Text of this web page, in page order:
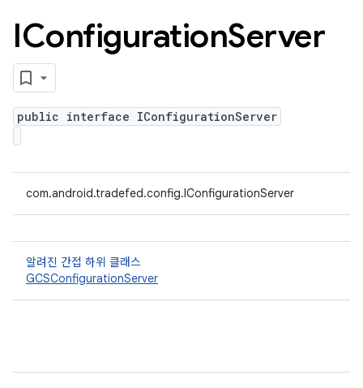
IConfigurationServer
public interface IConfigurationServer
com.android.tradefed.config.IConfigurationServer
알려진 간접 하위 클래스
GCSConfigurationServer